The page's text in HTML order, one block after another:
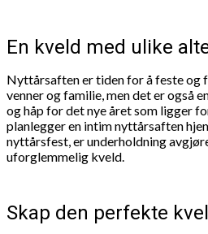
En kveld med ulike
Nyttårsaften er tiden for å feste og
venner og familie, men det er også
og håp for det nye året som ligger
planlegger en intim nyttårsaften
nyttårsfest, er underholdning
uforglemmelig kveld.
Skap den perfekte